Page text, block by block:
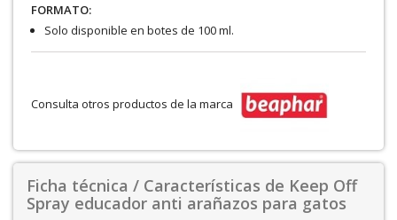
FORMATO:
Solo disponible en botes de 100 ml.
Consulta otros productos de la marca
Ficha técnica / Características de Keep Off
Spray educador anti arañazos para gatos